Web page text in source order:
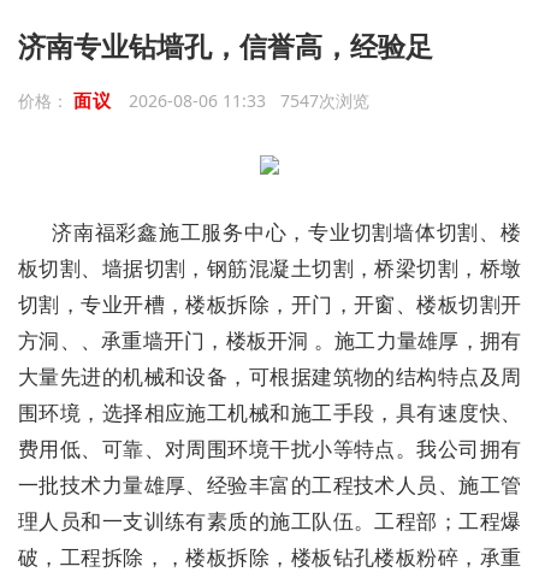
济南专业钻墙孔，信誉高，经验足
价格： 面议 2026-08-06 11:33 7547次浏览
济南福彩鑫施工服务中心，专业切割墙体切割、楼
板切割、墙据切割，钢筋混凝土切割，桥梁切割，桥墩
切割，专业开槽，楼板拆除，开门，开窗、楼板切割开
方洞、、承重墙开门，楼板开洞 。施工力量雄厚，拥有
大量先进的机械和设备，可根据建筑物的结构特点及周
围环境，选择相应施工机械和施工手段，具有速度快、
费用低、可靠、对周围环境干扰小等特点。我公司拥有
一批技术力量雄厚、经验丰富的工程技术人员、施工管
理人员和一支训练有素质的施工队伍。工程部；工程爆
破，工程拆除，，楼板拆除，楼板钻孔楼板粉碎，承重